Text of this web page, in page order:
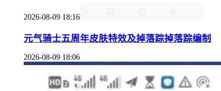
2026-08-09 18:16
元气骑士五周年皮肤特效及掉落踪掉落踪编制
2026-08-09 18:06